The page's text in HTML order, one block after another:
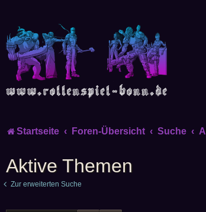
Startseite Foren-Übersicht Suche
Aktive Themen
Zur erweiterten Suche